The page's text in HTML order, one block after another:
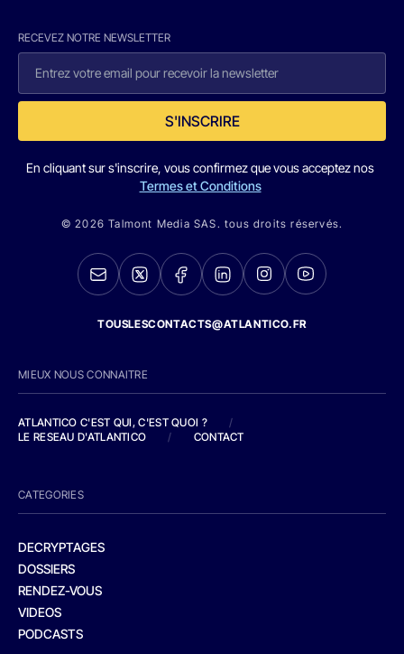
RECEVEZ NOTRE NEWSLETTER
S'INSCRIRE
En cliquant sur s'inscrire, vous confirmez que vous acceptez nos
Termes et Conditions
© 2026 Talmont Media SAS. tous droits réservés.
TOUSLESCONTACTS@ATLANTICO.FR
MIEUX NOUS CONNAITRE
ATLANTICO C'EST QUI, C'EST QUOI ?
/
LE RESEAU D'ATLANTICO
/ CONTACT
CATEGORIES
DECRYPTAGES
DOSSIERS
RENDEZ-VOUS
VIDEOS
PODCASTS